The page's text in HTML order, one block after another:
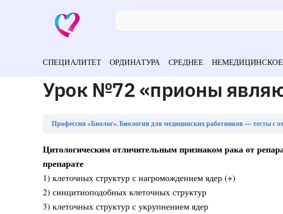
СПЕЦИАЛИТЕТ ОРДИНАТУРА СРЕДНЕЕ НЕМЕДИЦИНСКОЕ
Урок №72 «прионы
Профессия «Биолог». Биология для медицинских работников — тесты с
Цитологическим отличительным признаком рака от
препарате
1) клеточных структур с нагромождением ядер (+)
2) синцитиоподобных клеточных структур
3) клеточных структур с укрупнением ядер